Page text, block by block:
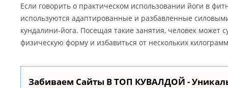
Если говорить о практическом использовании йоги в
используются адаптированные и разбавленные
кундалини-йога. Посещая такие занятия, человек может
физическую форму и избавиться от нескольких
Забиваем Сайты В ТОП КУВАЛДОЙ -